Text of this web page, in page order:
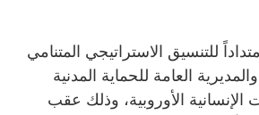
للتنسيق الاستراتيجي المتنامي
العامة للحماية المدنية
الأوروبية، وذلك عقب